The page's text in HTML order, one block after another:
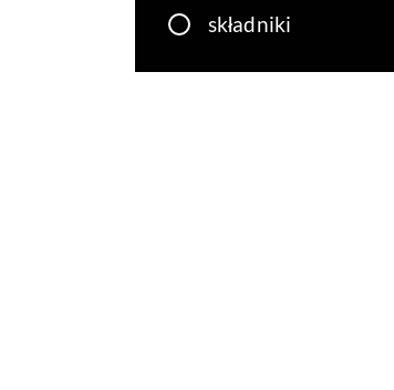
składniki